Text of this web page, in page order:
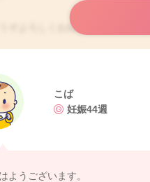
うぞよろしくおねがいします。
こば
妊娠44週
ようございます。